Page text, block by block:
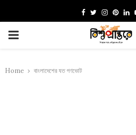
Facebook
Twitter
PRIMARY
Home বাংলাদেশের যত গণভোট